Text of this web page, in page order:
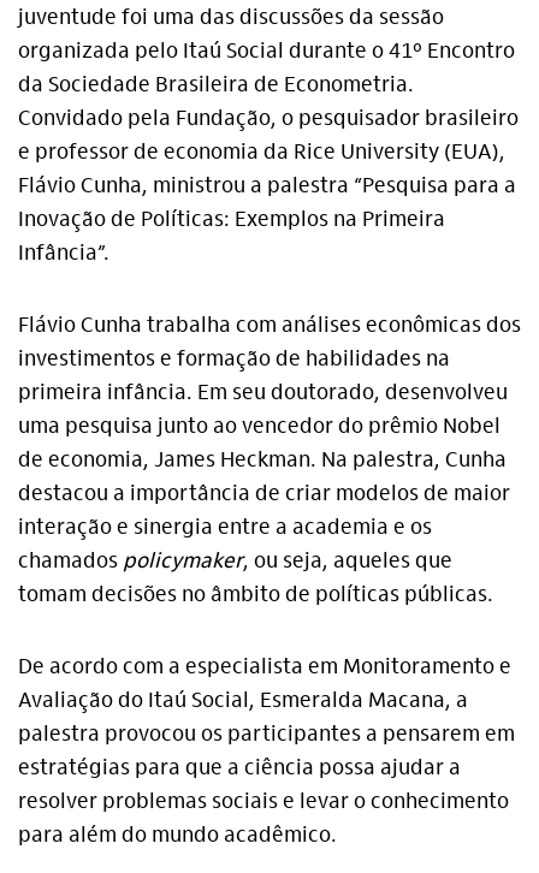
juventude foi uma das discussões da sessão
organizada pelo Itaú Social durante o 41º Encontro
da Sociedade Brasileira de Econometria.
Convidado pela Fundação, o pesquisador brasileiro
e professor de economia da Rice University (EUA),
Flávio Cunha, ministrou a palestra “Pesquisa para a
Inovação de Políticas: Exemplos na Primeira
Infância”.
Flávio Cunha trabalha com análises econômicas dos
investimentos e formação de habilidades na
primeira infância. Em seu doutorado, desenvolveu
uma pesquisa junto ao vencedor do prêmio Nobel
de economia, James Heckman. Na palestra, Cunha
destacou a importância de criar modelos de maior
interação e sinergia entre a academia e os
chamados policymaker, ou seja, aqueles que
tomam decisões no âmbito de políticas públicas.
De acordo com a especialista em Monitoramento e
Avaliação do Itaú Social, Esmeralda Macana, a
palestra provocou os participantes a pensarem em
estratégias para que a ciência possa ajudar a
resolver problemas sociais e levar o conhecimento
para além do mundo acadêmico.